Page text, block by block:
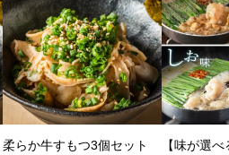
柔らか牛すもつ3個セット
【味が選